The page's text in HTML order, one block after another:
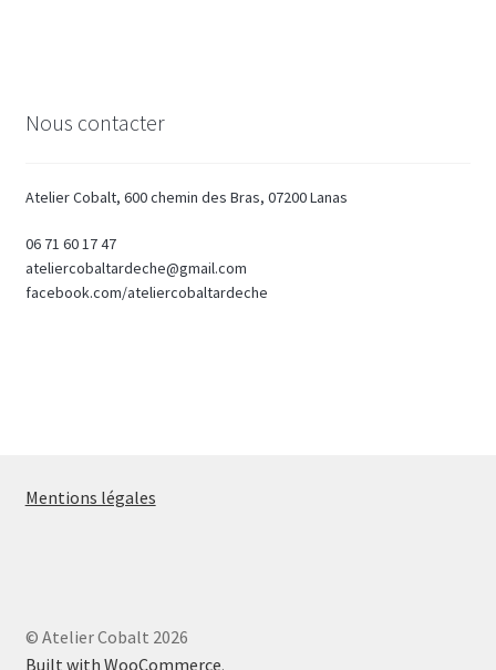
Nous contacter
Atelier Cobalt, 600 chemin des Bras, 07200 Lanas
06 71 60 17 47
ateliercobaltardeche@gmail.com
facebook.com/ateliercobaltardeche
Mentions légales
© Atelier Cobalt 2026
Built with WooCommerce.